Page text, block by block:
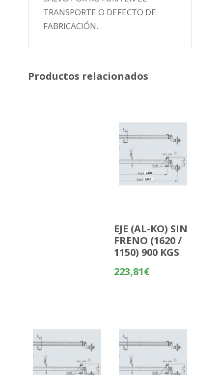
TRANSPORTE O DEFECTO DE
FABRICACIÓN.
Productos relacionados
EJE (AL-KO) SIN
FRENO (1620 /
1150) 900 KGS
223,81€